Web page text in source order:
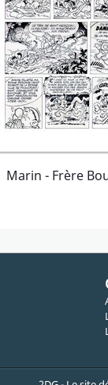
Marin - Frère